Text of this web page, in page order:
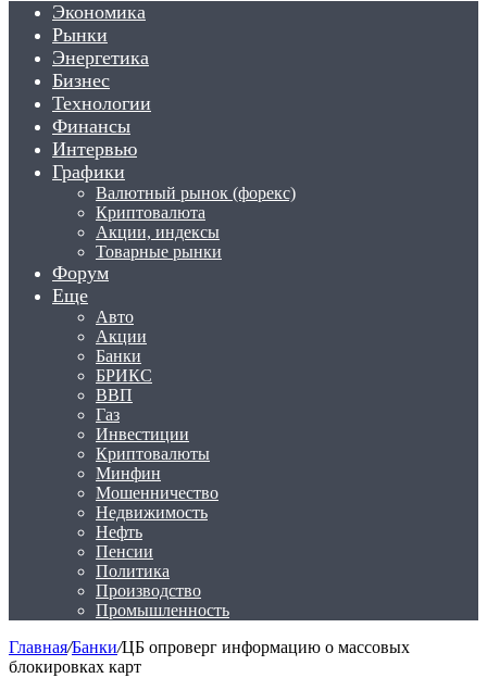
Экономика
Рынки
Энергетика
Бизнес
Технологии
Финансы
Интервью
Графики
Валютный рынок (форекс)
Криптовалюта
Акции, индексы
Товарные рынки
Форум
Еще
Авто
Акции
Банки
БРИКС
ВВП
Газ
Инвестиции
Криптовалюты
Минфин
Мошенничество
Недвижимость
Нефть
Пенсии
Политика
Производство
Промышленность
Главная/Банки/ЦБ опроверг информацию о массовых
блокировках карт